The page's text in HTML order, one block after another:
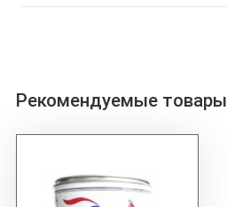
Рекомендуемые товары